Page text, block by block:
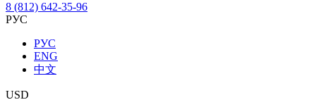
8 (812) 642-35-96
РУС
РУС
ENG
中文
USD